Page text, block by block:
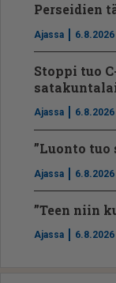
Perseidien
Ajassa
Stoppi tuo
Ajassa
”Luonto
Ajassa
”Teen niin
Ajassa